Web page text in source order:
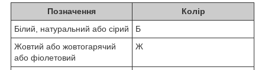
Позначення
Колір
Білий, натуральний або сірий
Б
Жовтий або жовтогарячий
або фіолетовий
Ж